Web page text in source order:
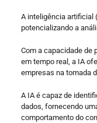
A inteligência artificial
potencializando a
Com a capacidade de
em tempo real, a IA
empresas na tomada
A IA é capaz de
dados, fornecendo
comportamento do